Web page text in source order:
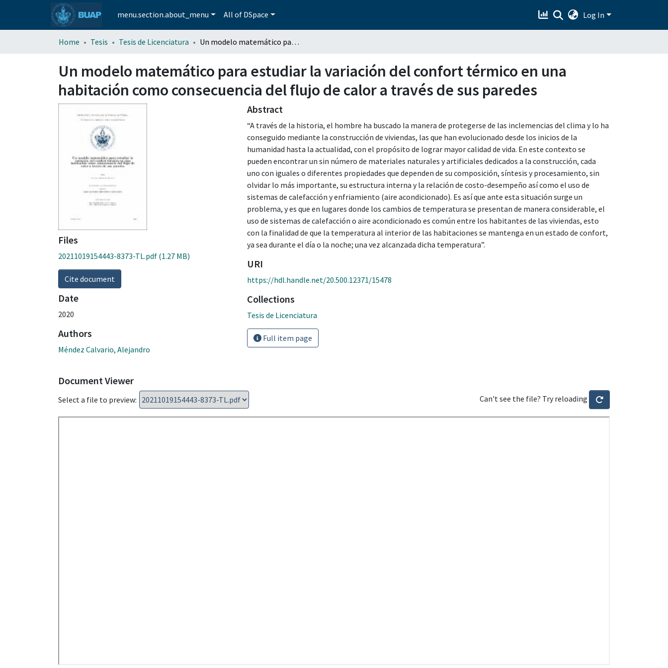
menu.section.about_menu All of DSpace Log In
Home Tesis Tesis de Licenciatura Un modelo matemático para estudiar la variación del confort térmico en una habitación como consecuencia del flujo de calor a través de sus paredes
Un modelo matemático para estudiar la variación del confort térmico en una
habitación como consecuencia del flujo de calor a través de sus paredes
Files
20211019154443-8373-TL.pdf (1.27 MB)
Cite document
Date
2020
Authors
Méndez Calvario, Alejandro
Abstract
“A través de la historia, el hombre ha buscado la manera de protegerse de las inclemencias del clima y lo ha
conseguido mediante la construcción de viviendas, las que han evolucionado desde los inicios de la
humanidad hasta la actualidad, con el propósito de lograr mayor calidad de vida. En este contexto se
pueden encontrar un sin número de materiales naturales y artificiales dedicados a la construcción, cada
uno con iguales o diferentes propiedades que dependen de su composición, síntesis y procesamiento, sin
olvidar lo más importante, su estructura interna y la relación de costo-desempeño así como el uso de
sistemas de calefacción y enfriamiento (aire acondicionado). Es así que ante esta situación surge un
problema, y es que en lugares donde los cambios de temperatura se presentan de manera considerable, el
uso de sistemas de calefacción o aire acondicionado es común entre los habitantes de las viviendas, esto
con la finalidad de que la temperatura al interior de las habitaciones se mantenga en un estado de confort,
ya sea durante el día o la noche; una vez alcanzada dicha temperatura”.
URI
https://hdl.handle.net/20.500.12371/15478
Collections
Tesis de Licenciatura
Full item page
Document Viewer
Select a file to preview: Can't see the file? Try reloading